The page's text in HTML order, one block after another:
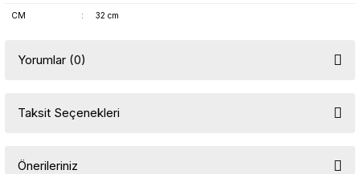
CM : 32 cm
Yorumlar (0)
Taksit Seçenekleri
Önerileriniz